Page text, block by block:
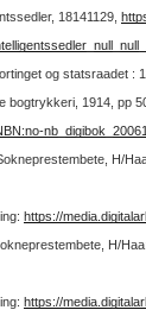
18141129,
og statsraadet :
bogtrykkeri, 1914, pp
H/
https://
H/
https://